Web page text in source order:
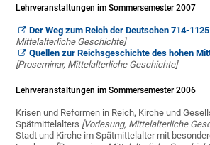
Lehrveranstaltungen im Sommersemester 2007
Der Weg zum Reich der Deutschen 714-1125
Mittelalterliche Geschichte]
Quellen zur Reichsgeschichte des hohen
[Proseminar, Mittelalterliche Geschichte]
Lehrveranstaltungen im Sommersemester 2006
Krisen und Reformen in Reich, Kirche und
Spätmittelalters [Vorlesung, Mittelalterliche
Stadt und Kirche im Spätmittelalter mit